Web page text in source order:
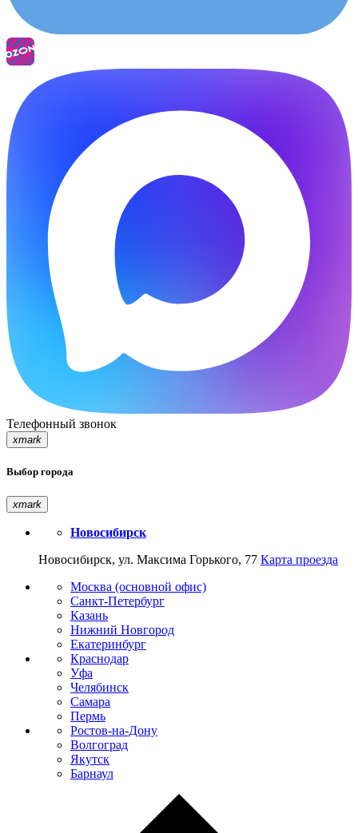
Телефонный звонок
xmark
Выбор города
xmark
Новосибирск
Новосибирск, ул. Максима Горького, 77 Карта проезда
Москва (основной офис)
Санкт-Петербург
Казань
Нижний Новгород
Екатеринбург
Краснодар
Уфа
Челябинск
Самара
Пермь
Ростов-на-Дону
Волгоград
Якутск
Барнаул